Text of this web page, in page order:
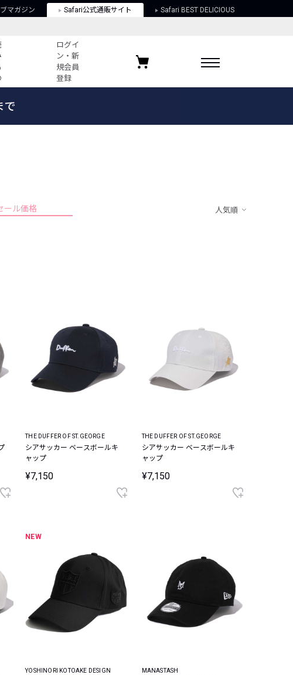
マガジン Safari公式通販サイト Safari BEST DELICIOUS
ログイ
ン・新
規会員
登録
バシーポリシー
お気に入りブランド
ール価格 人気順
THE DUFFER OF ST.GEORGE
シアサッカー ベースボールキ
ャップ
¥7,150
THE DUFFER OF ST.GEORGE
シアサッカー ベースボールキ
ャップ
¥7,150
NEW
YOSHINORI KOTOAKE DESIGN MANASTASH